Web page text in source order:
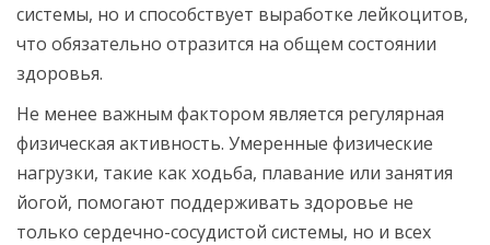
системы, но и способствует выработке лейкоцитов,
что обязательно отразится на общем состоянии
здоровья.
Не менее важным фактором является регулярная
физическая активность. Умеренные физические
нагрузки, такие как ходьба, плавание или занятия
йогой, помогают поддерживать здоровье не
только сердечно-сосудистой системы, но и всех